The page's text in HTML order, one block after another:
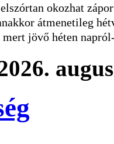
okozhat
átmenetileg
mert jövő héten